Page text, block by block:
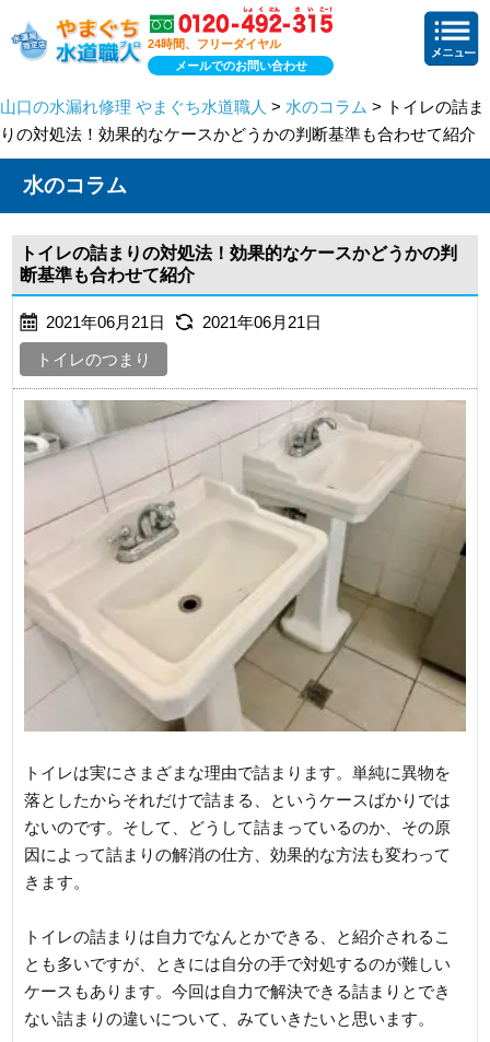
24時間、フリーダイヤル
メールでのお問い合わせ
山口の水漏れ修理 やまぐち水道職人 > 水のコラム > トイレの詰ま
りの対処法！効果的なケースかどうかの判断基準も合わせて紹介
水のコラム
トイレの詰まりの対処法！効果的なケースかどうかの判
断基準も合わせて紹介
2021年06月21日
2021年06月21日
トイレのつまり
トイレは実にさまざまな理由で詰まります。単純に異物を
落としたからそれだけで詰まる、というケースばかりでは
ないのです。そして、どうして詰まっているのか、その原
因によって詰まりの解消の仕方、効果的な方法も変わって
きます。
トイレの詰まりは自力でなんとかできる、と紹介されるこ
とも多いですが、ときには自分の手で対処するのが難しい
ケースもあります。今回は自力で解決できる詰まりとでき
ない詰まりの違いについて、みていきたいと思います。